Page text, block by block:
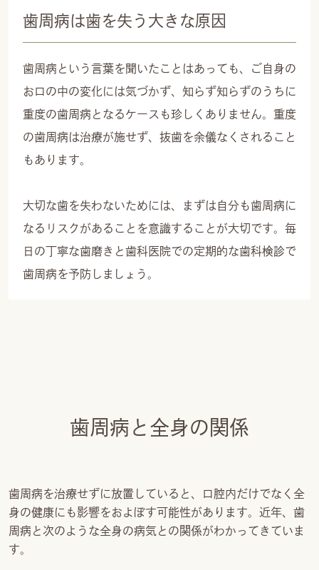
歯周病は歯を失う大きな原因
歯周病という言葉を聞いたことはあっても、ご自身の
お口の中の変化には気づかず、知らず知らずのうちに
重度の歯周病となるケースも珍しくありません。重度
の歯周病は治療が施せず、抜歯を余儀なくされること
もあります。
大切な歯を失わないためには、まずは自分も歯周病に
なるリスクがあることを意識することが大切です。毎
日の丁寧な歯磨きと歯科医院での定期的な歯科検診で
歯周病を予防しましょう。
歯周病と全身の関係
歯周病を治療せずに放置していると、口腔内だけでなく全
身の健康にも影響をおよぼす可能性があります。近年、歯
周病と次のような全身の病気との関係がわかってきていま
す。